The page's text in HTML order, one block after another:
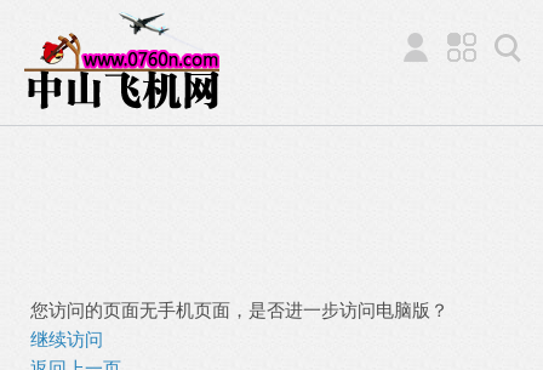
您访问的页面无手机页面，是否进一步访问电脑版？
继续访问